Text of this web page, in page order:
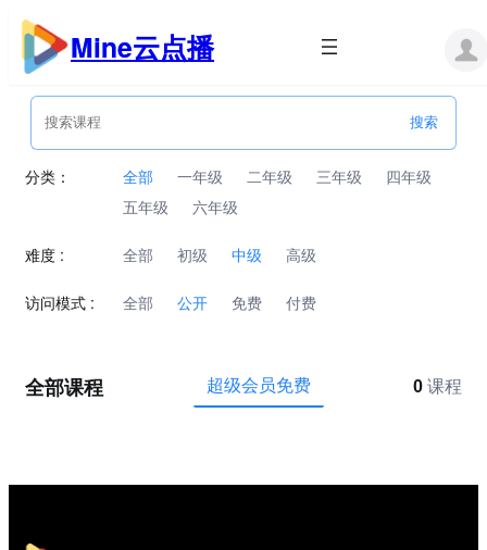
跳
内
Mine云点播
分类： 全部 一年级 二年级 三年级
四年级
五年级
六年级
难度 : 全部 初级 中级 高级
访问模式 : 全部 公开 免费 付费
全部课程 超级会员免费 0 课程